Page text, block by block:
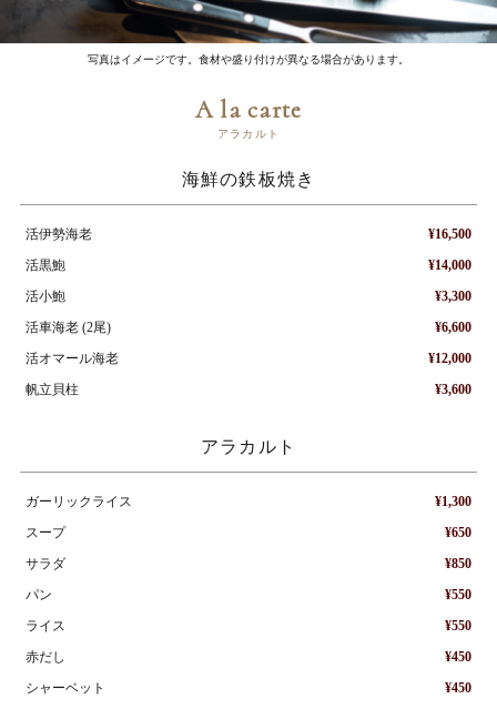
写真はイメージです。食材や盛り付けが異なる場合があります。
A la carte
アラカルト
海鮮の鉄板焼き
活伊勢海老
¥16,500
活黒鮑
¥14,000
活小鮑
¥3,300
活車海老 (2尾)
¥6,600
活オマール海老
¥12,000
帆立貝柱
¥3,600
アラカルト
ガーリックライス
¥1,300
スープ
¥650
サラダ
¥850
パン
¥550
ライス
¥550
赤だし
¥450
シャーベット
¥450